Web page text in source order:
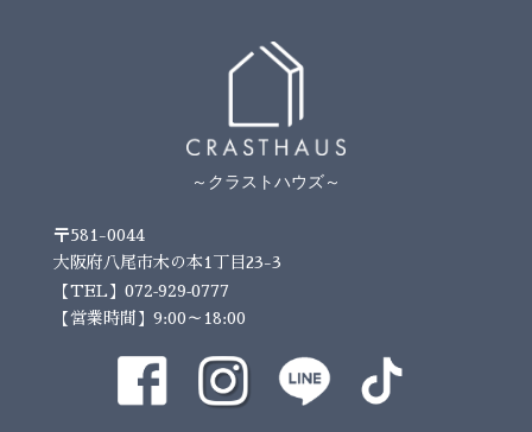
～クラストハウズ～
〒581-0044
大阪府八尾市木の本1丁目23-3
【TEL】072-929-0777
【営業時間】9:00～18:00